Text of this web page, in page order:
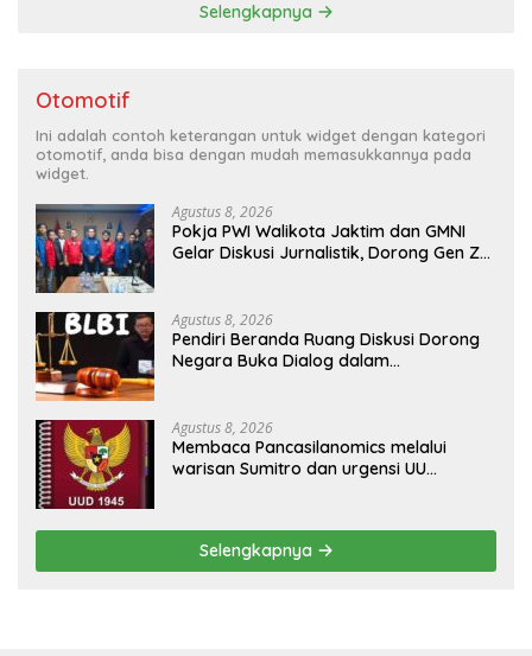
Selengkapnya
Otomotif
Ini adalah contoh keterangan untuk widget dengan kategori
otomotif, anda bisa dengan mudah memasukkannya pada
widget.
Agustus 8, 2026
Pokja PWI Walikota Jaktim dan GMNI
Gelar Diskusi Jurnalistik, Dorong Gen Z
Agustus 8, 2026
Pendiri Beranda Ruang Diskusi Dorong
Negara Buka Dialog dalam
Agustus 8, 2026
Membaca Pancasilanomics melalui
warisan Sumitro dan urgensi UU
Selengkapnya